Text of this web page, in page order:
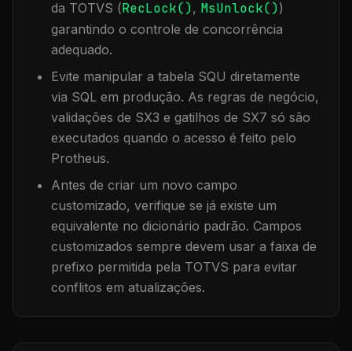
da TOTVS (RecLock(), MsUnlock())
garantindo o controle de concorrência
adequado.
Evite manipular a tabela SQU diretamente
via SQL em produção. As regras de negócio,
validações de SX3 e gatilhos de SX7 só são
executados quando o acesso é feito pelo
Protheus.
Antes de criar um novo campo
customizado, verifique se já existe um
equivalente no dicionário padrão. Campos
customizados sempre devem usar a faixa de
prefixo permitida pela TOTVS para evitar
conflitos em atualizações.